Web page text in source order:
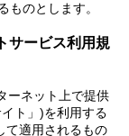
ものとします。
サービス利用規
ーネット上で提供
ト」)を利用する
て適用されるもの